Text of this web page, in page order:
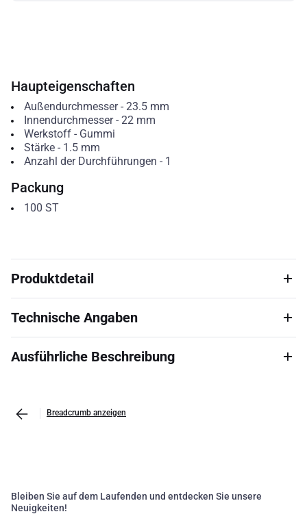
Haupteigenschaften
Außendurchmesser- 23.5 mm
Innendurchmesser- 22 mm
Werkstoff- Gummi
Stärke- 1.5 mm
Anzahl der Durchführungen - 1
Packung
100 ST
Produktdetail
Technische Angaben
Ausführliche Beschreibung
Breadcrumb anzeigen
Bleiben Sie auf dem Laufenden und entdecken Sie unsere
Neuigkeiten!